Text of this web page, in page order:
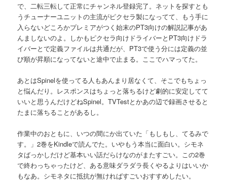
で、二転三転して正常にチャンネル登録完了。ネットを探すとも
うチューナーユニットの主流がピクセラ製になってて、もう手に
入らないどころかプレミアがつく始末のPT3向けの解説記事があ
んましないのよ。しかもピクセラ向けドライバーとPT3向けドラ
イバーとで定義ファイルは共通だが、PT3で使う分には定義の並
び順が昇順になってないと途中で止まる。ここでハマってた。
あとはSpinelを使ってる人もあんまり居なくて、そこでもちょっ
と悩んだり。レスポンスはちょっと落ちるけど劇的に安定してて
いいと思うんだけどねSpinel。TVTestとかあの辺で録画させると
たまに落ちることがあるし。
作業中のおともに、いつの間にか出ていた「もしもし、てるみで
す。」2巻をKindleで読んでた。いやもう本当に面白い。シモネ
タばっかしだけど基本いい話だらけなのがまたすごい。この2巻
で終わっちゃったけど、ある意味ダラダラ長くやるよりはいいか
もなあ。シモネタに抵抗が無ければすごいおすすめしたい。